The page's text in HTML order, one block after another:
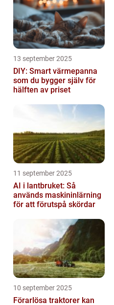
13 september 2025
DIY: Smart värmepanna
som du bygger själv för
hälften av priset
11 september 2025
AI i lantbruket: Så
används maskininlärning
för att förutspå skördar
10 september 2025
Förarlösa traktorer kan